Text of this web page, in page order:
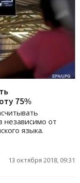
75%
независимо от
языка.
13 октября 2018, 09:31